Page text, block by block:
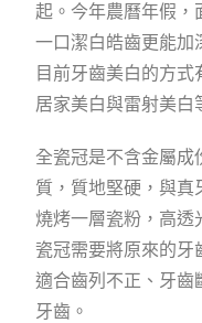
起。今年農曆年假，
一口潔白皓齒更能加
目前牙齒美白的方式
居家美白與雷射美白
全瓷冠是不含金屬成
質，質地堅硬，與真
燒烤一層瓷粉，高透
瓷冠需要將原來的牙
適合齒列不正、牙齒
牙齒。